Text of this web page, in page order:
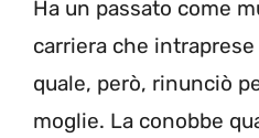
Ha un passato come
carriera che
quale, però, rinunciò
moglie. La conobbe